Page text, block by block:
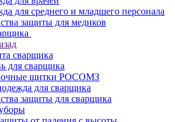
для среднего и младшего персонала
защиты для медиков
сварщика
для сварщика
щитки РОСОМЗ
для сварщика
защиты для сварщика